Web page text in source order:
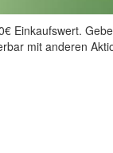
Einkaufswert.
mit anderen